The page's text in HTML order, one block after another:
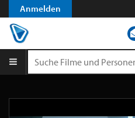
Anmelden